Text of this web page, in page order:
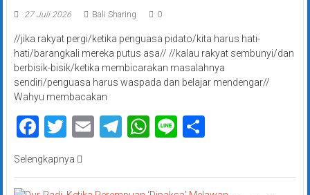
27 Juli 2026 Bali Sharing 0
//jika rakyat pergi/ketika penguasa pidato/kita harus hati-
hati/barangkali mereka putus asa// //kalau rakyat sembunyi/dan
berbisik-bisik/ketika membicarakan masalahnya
sendiri/penguasa harus waspada dan belajar mendengar//
Wahyu membacakan
Facebook
Twitter
EmailTelegram
WhatsApp
LineShare
Selengkapnya